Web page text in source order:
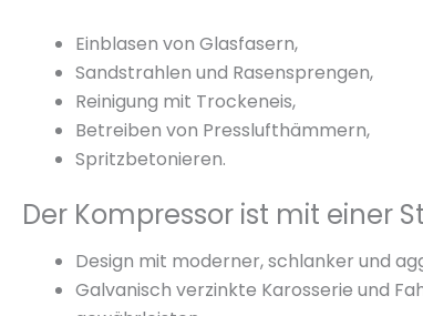
Einblasen von Glasfasern,
Sandstrahlen und Rasensprengen,
Reinigung mit Trockeneis,
Betreiben von Presslufthämmern,
Spritzbetonieren.
Der Kompressor ist mit einer
Design mit moderner, schlanker und
Galvanisch verzinkte Karosserie und